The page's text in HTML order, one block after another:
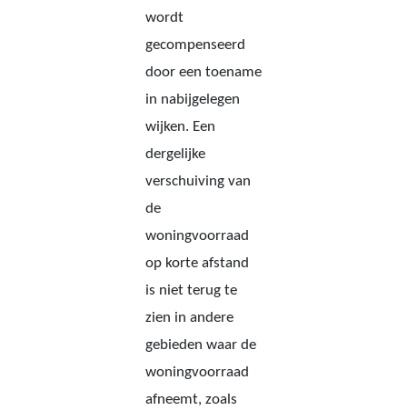
wordt
gecompenseerd
door een toename
in nabijgelegen
wijken. Een
dergelijke
verschuiving van
de
woningvoorraad
op korte afstand
is niet terug te
zien in andere
gebieden waar de
woningvoorraad
afneemt, zoals